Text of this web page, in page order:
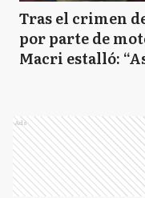
Tras el crimen
por parte de
Macri estalló:
Ads